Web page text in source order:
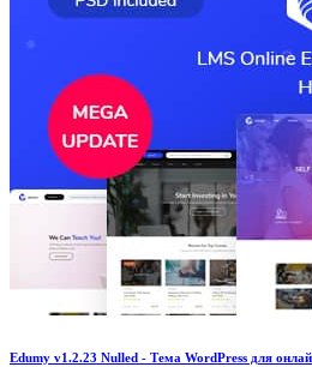
Edumy v1.2.23 Nulled - Тема WordPress для